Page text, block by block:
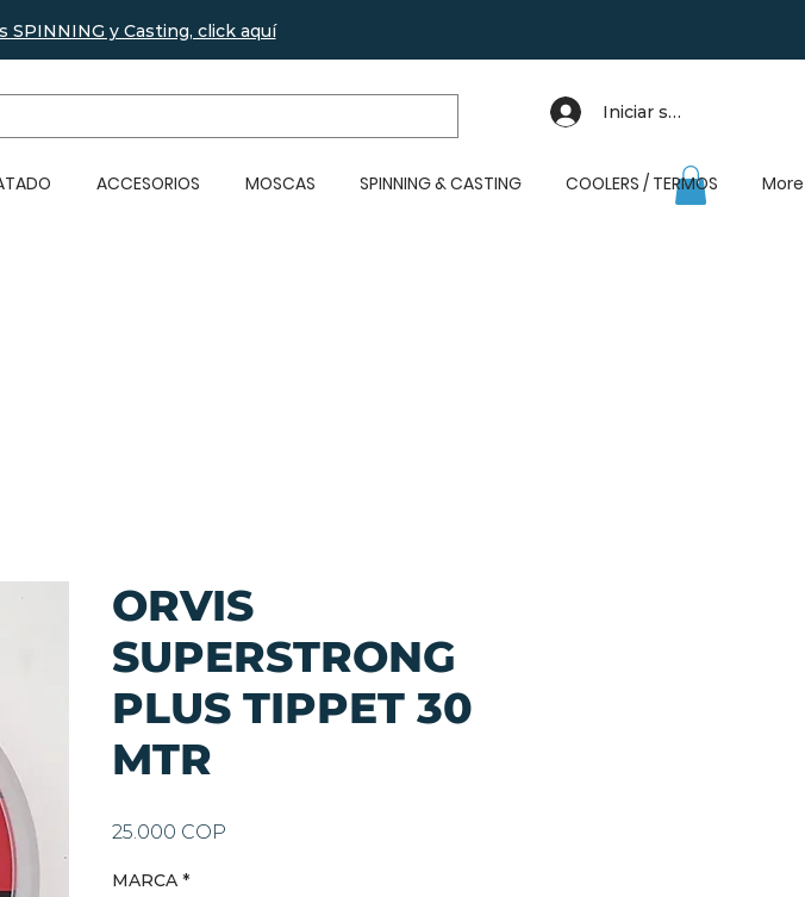
SPINNING y Casting, click aquí
Iniciar sesión
ACCESORIOS MOSCAS SPINNING & CASTING COOLERS / TERMOS More
ORVIS
SUPERSTRONG
PLUS TIPPET 30
MTR
25.000 COP
MARCA *